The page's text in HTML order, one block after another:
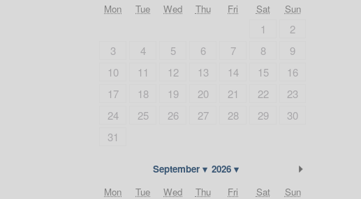
Mon Tue Wed Thu Fri Sat Sun
1
2
3
4 5 6 7 8
9
10
11 12 13 14 15
16
17
18 19 20 21 22
23
24
25 26 27 28 29
30
31
September 2026
Mon Tue Wed Thu Fri Sat Sun